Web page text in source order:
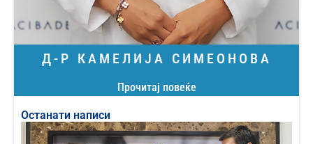
Д-Р КАМЕЛИЈА СИМЕОНОВА
Прочитај повеќе
Останати написи